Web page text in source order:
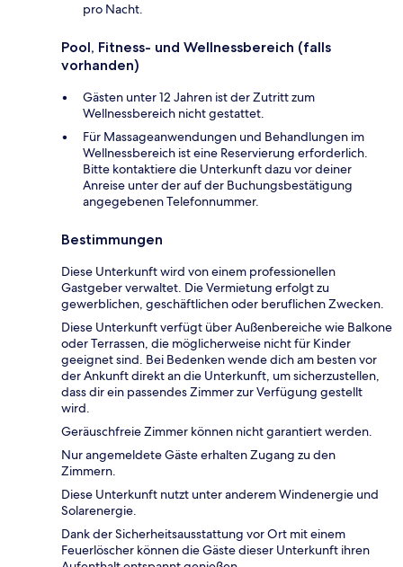
pro Nacht.
Pool, Fitness- und Wellnessbereich (falls
vorhanden)
Gästen unter 12 Jahren ist der Zutritt zum
Wellnessbereich nicht gestattet.
Für Massageanwendungen und Behandlungen im
Wellnessbereich ist eine Reservierung erforderlich.
Bitte kontaktiere die Unterkunft dazu vor deiner
Anreise unter der auf der Buchungsbestätigung
angegebenen Telefonnummer.
Bestimmungen
Diese Unterkunft wird von einem professionellen
Gastgeber verwaltet. Die Vermietung erfolgt zu
gewerblichen, geschäftlichen oder beruflichen Zwecken.
Diese Unterkunft verfügt über Außenbereiche wie Balkone
oder Terrassen, die möglicherweise nicht für Kinder
geeignet sind. Bei Bedenken wende dich am besten vor
der Ankunft direkt an die Unterkunft, um sicherzustellen,
dass dir ein passendes Zimmer zur Verfügung gestellt
wird.
Geräuschfreie Zimmer können nicht garantiert werden.
Nur angemeldete Gäste erhalten Zugang zu den
Zimmern.
Diese Unterkunft nutzt unter anderem Windenergie und
Solarenergie.
Dank der Sicherheitsausstattung vor Ort mit einem
Feuerlöscher können die Gäste dieser Unterkunft ihren